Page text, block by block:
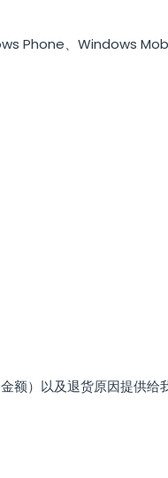
Phone、Windows
额）以及退货原因提供给